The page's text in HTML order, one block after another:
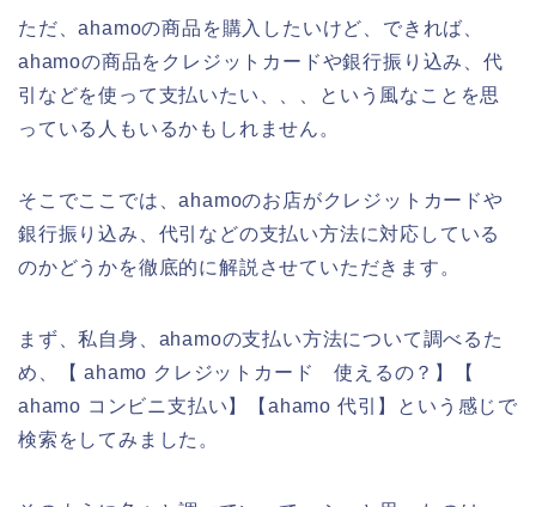
ただ、ahamoの商品を購入したいけど、できれば、
ahamoの商品をクレジットカードや銀行振り込み、代
引などを使って支払いたい、、、という風なことを思
っている人もいるかもしれません。
そこでここでは、ahamoのお店がクレジットカードや
銀行振り込み、代引などの支払い方法に対応している
のかどうかを徹底的に解説させていただきます。
まず、私自身、ahamoの支払い方法について調べるた
め、【 ahamo クレジットカード 使えるの？】【
ahamo コンビニ支払い】【ahamo 代引】という感じで
検索をしてみました。